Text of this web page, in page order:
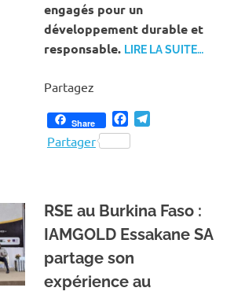
engagés pour un
développement durable et
responsable. LIRE LA SUITE…
Partagez
Share Facebook
Partager
RSE au Burkina Faso :
IAMGOLD Essakane SA
partage son
expérience au